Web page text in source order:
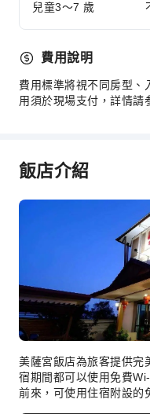
兒童3～7 歲
費用說明
費用標準將視不同房型、
用須於現場支付，詳情請
飯店介紹
美薩宮飯店為旅客提供完
宿期間都可以使用免費
前來，可使用住宿附設的